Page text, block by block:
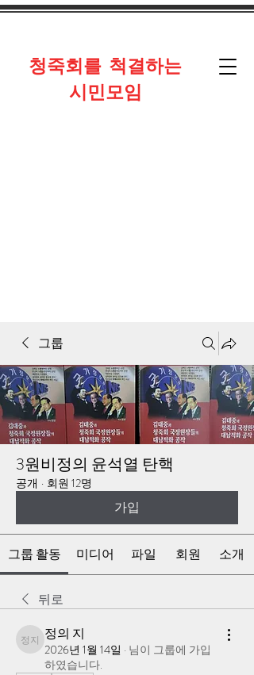
​청죽회를 척결하는
시민모임
그룹
3원비정의 윤석열 탄핵
공개 · 회원 12명
가입
그룹 활동 미디어 파일 회원 소개
뒤로
정의 지
정의 지
2026년 1월 14일 · 님이 그룹에 가입
하였습니다.